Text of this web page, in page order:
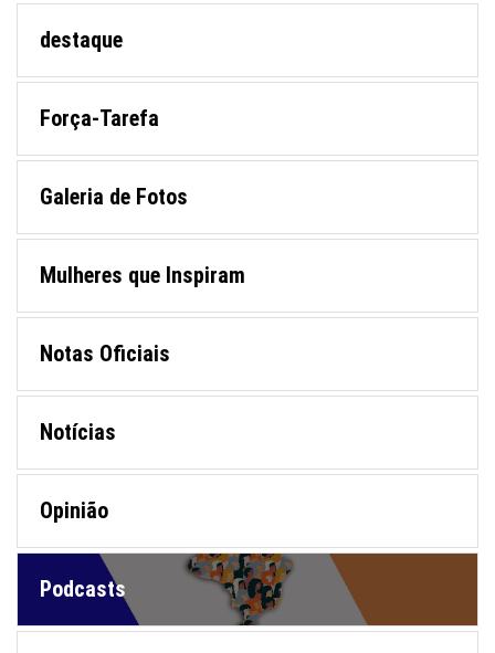
destaque
Força-Tarefa
Galeria de Fotos
Mulheres que Inspiram
Notas Oficiais
Notícias
Opinião
Podcasts